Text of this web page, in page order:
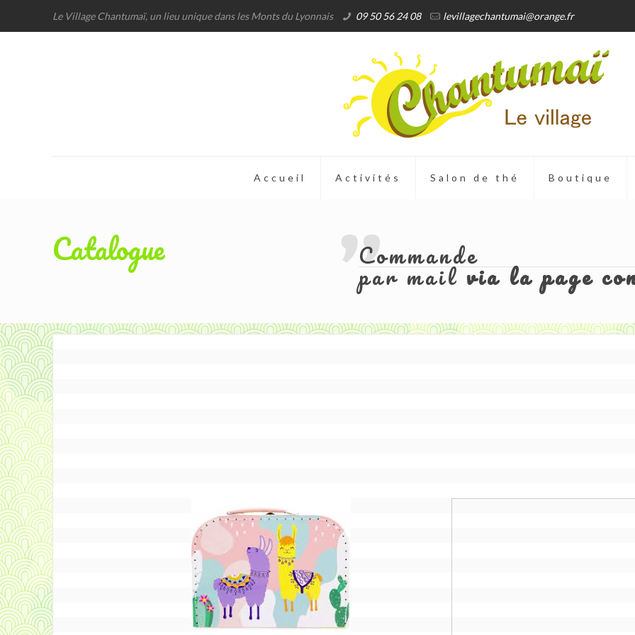
Le Village Chantumaï, un lieu unique dans les Monts du Lyonnais 09 50 56 24 08 levillagechantumai@orange.fr
Accueil Activités Salon de thé Boutique
Catalogue Commande
par mailvia la page